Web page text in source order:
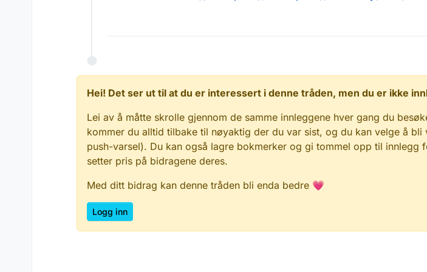
Hei! Det ser ut til at du er interessert i denne tråden, men du er ikke
Lei av å måtte skrolle gjennom de samme innleggene hver gang du
kommer du alltid tilbake til nøyaktig der du var sist, og du kan velge å
push-varsel). Du kan også lagre bokmerker og gi tommel opp til innlegg
setter pris på bidragene deres.
Med ditt bidrag kan denne tråden bli enda bedre 💗
Logg inn